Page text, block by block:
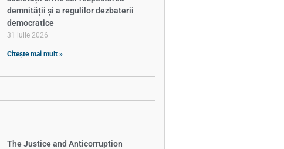
demnității și a regulilor dezbaterii
democratice
31 iulie 2026
Citește mai mult »
The Justice and Anticorruption